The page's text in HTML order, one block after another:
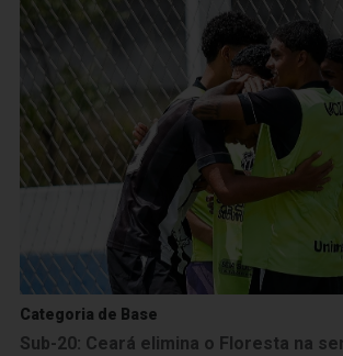
Categoria de Base
Sub-20: Ceará elimina o Floresta na